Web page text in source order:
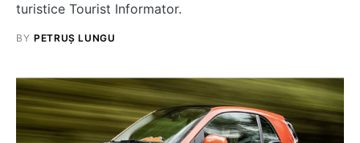
turistice Tourist Informator.
BY PETRUȘ LUNGU